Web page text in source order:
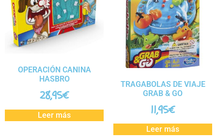
OPERACIÓN CANINA
HASBRO
28,95€
Leer más
TRAGABOLAS DE VIAJE
GRAB & GO
11,95€
Leer más